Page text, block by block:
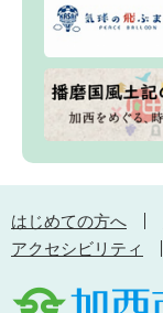
はじめての方へ
アクセシビリティ